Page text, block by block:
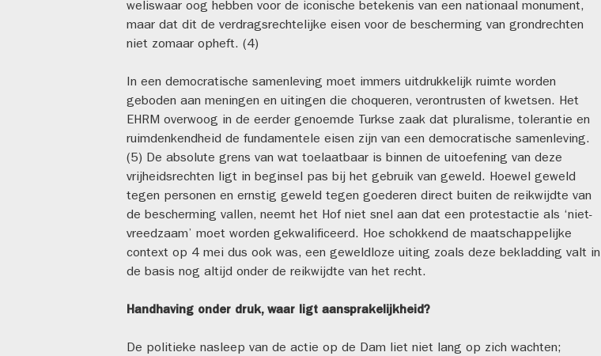
weliswaar oog hebben voor de iconische betekenis van een nationaal monument,
maar dat dit de verdragsrechtelijke eisen voor de bescherming van grondrechten
niet zomaar opheft. (4)
In een democratische samenleving moet immers uitdrukkelijk ruimte worden
geboden aan meningen en uitingen die choqueren, verontrusten of kwetsen. Het
EHRM overwoog in de eerder genoemde Turkse zaak dat pluralisme, tolerantie en
ruimdenkendheid de fundamentele eisen zijn van een democratische samenleving.
(5) De absolute grens van wat toelaatbaar is binnen de uitoefening van deze
vrijheidsrechten ligt in beginsel pas bij het gebruik van geweld. Hoewel geweld
tegen personen en ernstig geweld tegen goederen direct buiten de reikwijdte van
de bescherming vallen, neemt het Hof niet snel aan dat een protestactie als ‘niet-
vreedzaam’ moet worden gekwalificeerd. Hoe schokkend de maatschappelijke
context op 4 mei dus ook was, een geweldloze uiting zoals deze bekladding valt in
de basis nog altijd onder de reikwijdte van het recht.
Handhaving onder druk, waar ligt aansprakelijkheid?
De politieke nasleep van de actie op de Dam liet niet lang op zich wachten;